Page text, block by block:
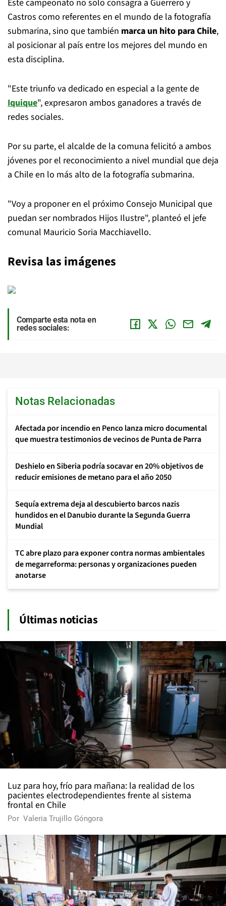
Este campeonato no solo consagra a Guerrero y
Castros como referentes en el mundo de la fotografía
submarina, sino que también marca un hito para Chile,
al posicionar al país entre los mejores del mundo en
esta disciplina.
"Este triunfo va dedicado en especial a la gente de
Iquique", expresaron ambos ganadores a través de
redes sociales.
Por su parte, el alcalde de la comuna felicitó a ambos
jóvenes por el reconocimiento a nivel mundial que deja
a Chile en lo más alto de la fotografía submarina.
"Voy a proponer en el próximo Consejo Municipal que
puedan ser nombrados Hijos Ilustre", planteó el jefe
comunal Mauricio Soria Macchiavello.
Revisa las imágenes
Comparte esta nota en
redes sociales:
Notas Relacionadas
Afectada por incendio en Penco lanza micro documental
que muestra testimonios de vecinos de Punta de Parra
Deshielo en Siberia podría socavar en 20% objetivos de
reducir emisiones de metano para el año 2050
Sequía extrema deja al descubierto barcos nazis
hundidos en el Danubio durante la Segunda Guerra
Mundial
TC abre plazo para exponer contra normas ambientales
de megarreforma: personas y organizaciones pueden
anotarse
Últimas noticias
Luz para hoy, frío para mañana: la realidad de los
pacientes electrodependientes frente al sistema
frontal en Chile
Por Valeria Trujillo Góngora